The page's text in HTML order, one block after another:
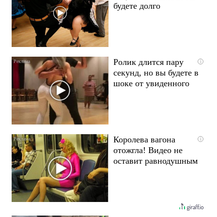
будете долго
i
Ролик длится пару
секунд, но вы будете в
шоке от увиденного
i
Королева вагона
отожгла! Видео не
оставит равнодушным